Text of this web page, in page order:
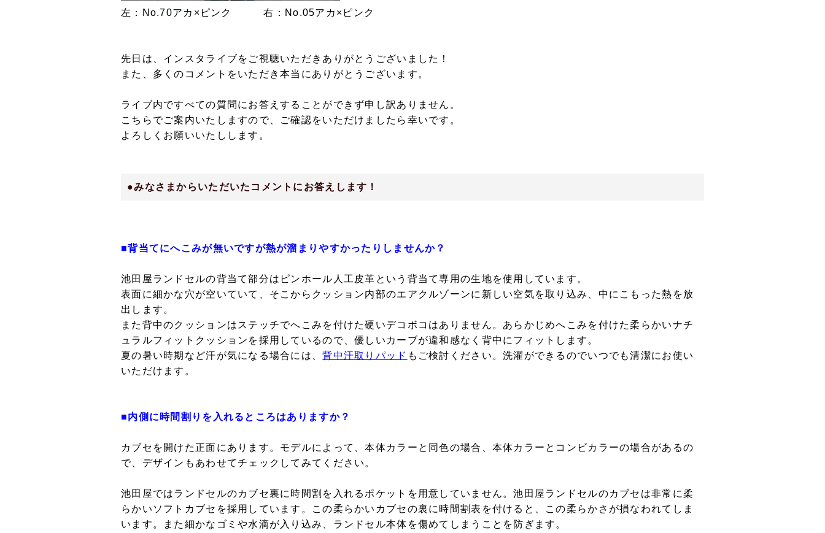
左：No.70アカ×ピンク 右：No.05アカ×ピンク
先日は、インスタライブをご視聴いただきありがとうございました！
また、多くのコメントをいただき本当にありがとうございます。
ライブ内ですべての質問にお答えすることができず申し訳ありません。
こちらでご案内いたしますので、ご確認をいただけましたら幸いです。
よろしくお願いいたしします。
●みなさまからいただいたコメントにお答えします！
■背当てにへこみが無いですが熱が溜まりやすかったりしませんか？
池田屋ランドセルの背当て部分はピンホール人工皮革という背当て専用の生地を使用しています。
表面に細かな穴が空いていて、そこからクッション内部のエアクルゾーンに新しい空気を取り込み、中にこもった熱を放
出します。
また背中のクッションはステッチでへこみを付けた硬いデコボコはありません。あらかじめへこみを付けた柔らかいナチ
ュラルフィットクッションを採用しているので、優しいカーブが違和感なく背中にフィットします。
夏の暑い時期など汗が気になる場合には、背中汗取りパッド もご検討ください。洗濯ができるのでいつでも清潔にお使い
いただけます。
■内側に時間割りを入れるところはありますか？
カブセを開けた正面にあります。モデルによって、本体カラーと同色の場合、本体カラーとコンビカラーの場合があるの
で、デザインもあわせてチェックしてみてください。
池田屋ではランドセルのカブセ裏に時間割を入れるポケットを用意していません。池田屋ランドセルのカブセは非常に柔
らかいソフトカブセを採用しています。この柔らかいカブセの裏に時間割表を付けると、この柔らかさが損なわれてしま
います。また細かなゴミや水滴が入り込み、ランドセル本体を傷めてしまうことを防ぎます。